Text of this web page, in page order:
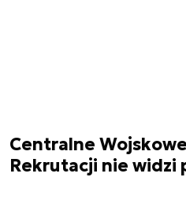
Centralne
Rekrutacji nie widzi